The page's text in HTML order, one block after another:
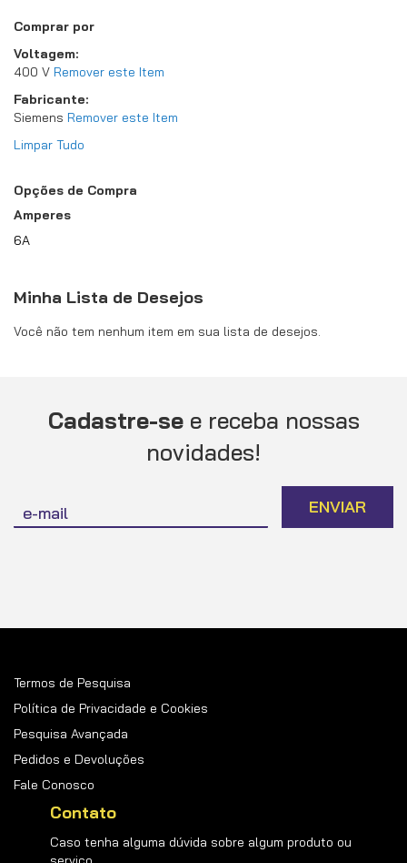
Comprar por
Voltagem
400 V Remover este Item
Fabricante
Siemens Remover este Item
Limpar Tudo
Opções de Compra
Amperes
6A
Minha Lista de Desejos
Você não tem nenhum item em sua lista de desejos.
Cadastre-see receba nossas
novidades!
se
na
ENVIAR
Termos de Pesquisa
Política de Privacidade e Cookies
Pesquisa Avançada
Pedidos e Devoluções
Fale Conosco
Contato
Caso tenha alguma dúvida sobre algum produto ou